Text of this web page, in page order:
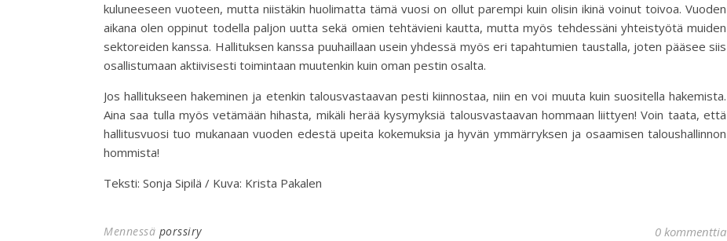
kuluneeseen vuoteen, mutta niistäkin huolimatta tämä vuosi on ollut parempi kuin olisin ikinä voinut toivoa. Vuoden
aikana olen oppinut todella paljon uutta sekä omien tehtävieni kautta, mutta myös tehdessäni yhteistyötä muiden
sektoreiden kanssa. Hallituksen kanssa puuhaillaan usein yhdessä myös eri tapahtumien taustalla, joten pääsee siis
osallistumaan aktiivisesti toimintaan muutenkin kuin oman pestin osalta.
Jos hallitukseen hakeminen ja etenkin talousvastaavan pesti kiinnostaa, niin en voi muuta kuin suositella hakemista.
Aina saa tulla myös vetämään hihasta, mikäli herää kysymyksiä talousvastaavan hommaan liittyen! Voin taata, että
hallitusvuosi tuo mukanaan vuoden edestä upeita kokemuksia ja hyvän ymmärryksen ja osaamisen taloushallinnon
hommista!
Teksti: Sonja Sipilä / Kuva: Krista Pakalen
Mennessä porssiry 0 kommenttia